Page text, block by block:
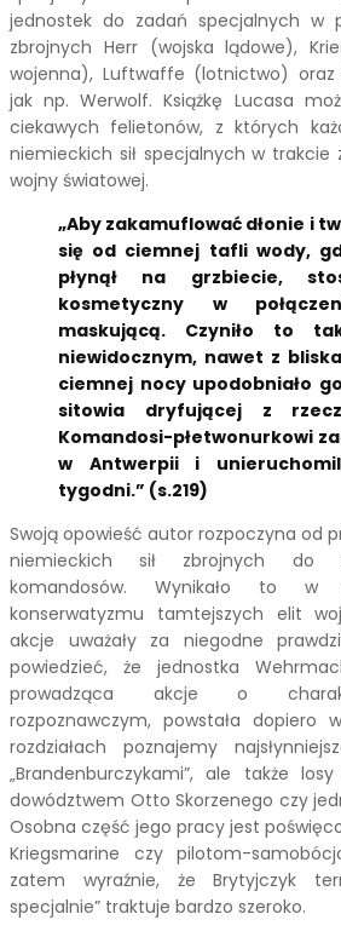
jednostek do zadań specjalnych w
zbrojnych Herr (wojska lądowe),
wojenna), Luftwaffe (lotnictwo)
jak np. Werwolf. Książkę Lucasa
ciekawych felietonów, z których
niemieckich sił specjalnych w
wojny światowej.
„Aby zakamuflować dłonie i
się od ciemnej tafli wody,
płynął na grzbiecie,
kosmetyczny w
maskującą. Czyniło to
niewidocznym, nawet z
ciemnej nocy upodobniało
sitowia dryfującej z
Komandosi-płetwonurkowi
w Antwerpii i
tygodni.” (s.219)
Swoją opowieść autor rozpoczyna od
niemieckich sił zbrojnych do
komandosów. Wynikało to w
konserwatyzmu tamtejszych elit
akcje uważały za niegodne
powiedzieć, że jednostka
prowadząca akcje o
rozpoznawczym, powstała dopiero
rozdziałach poznajemy
„Brandenburczykami”, ale także
dowództwem Otto Skorzenego czy
Osobna część jego pracy jest
Kriegsmarine czy pilotom-
zatem wyraźnie, że Brytyjczyk
specjalnie” traktuje bardzo szeroko.